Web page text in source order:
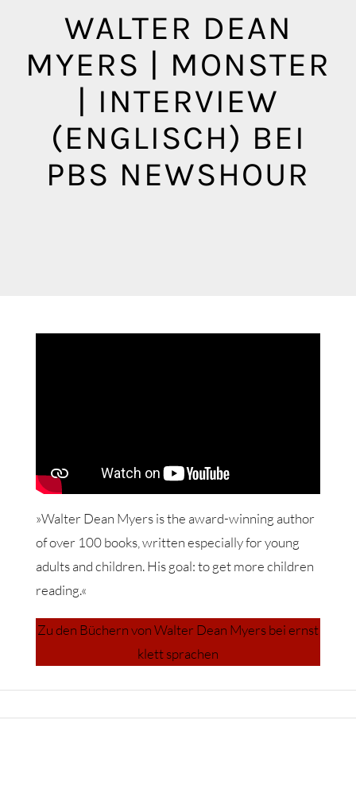
WALTER DEAN
MYERS | MONSTER
| INTERVIEW
(ENGLISCH) BEI
PBS NEWSHOUR
»Walter Dean Myers is the award-winning author
of over 100 books, written especially for young
adults and children. His goal: to get more children
reading.«
Zu den Büchern von Walter Dean Myers bei ernst
klett sprachen